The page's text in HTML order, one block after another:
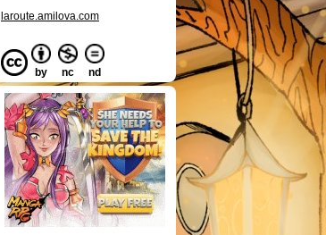
laroute.amilova.com
by nc nd